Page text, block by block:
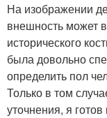
На изображении
внешность может
исторического
была довольно
определить пол
Только в том
уточнения, я